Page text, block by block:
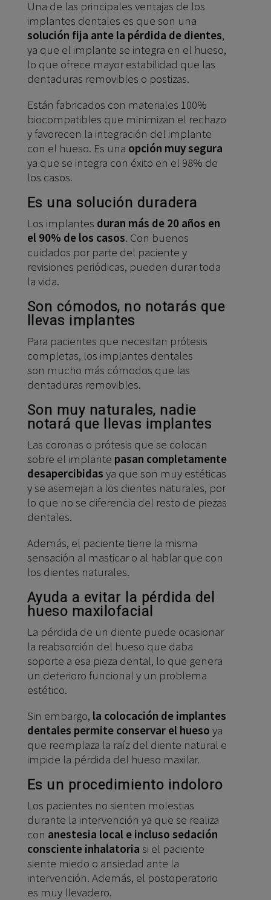
Una de las principales ventajas de los
implantes dentales es que son una
solución fija ante la pérdida de dientes,
ya que el implante se integra en el hueso,
lo que ofrece mayor estabilidad que las
dentaduras removibles o postizas.
Están fabricados con materiales 100%
biocompatibles que minimizan el rechazo
y favorecen la integración del implante
con el hueso. Es una opción muy segura
ya que se integra con éxito en el 98% de
los casos.
Es una solución duradera
Los implantes duran más de 20 años en
el 90% de los casos. Con buenos
cuidados por parte del paciente y
revisiones periódicas, pueden durar toda
la vida.
Son cómodos, no notarás que
llevas implantes
Para pacientes que necesitan prótesis
completas, los implantes dentales
son mucho más cómodos que las
dentaduras removibles.
Son muy naturales, nadie
notará que llevas implantes
Las coronas o prótesis que se colocan
sobre el implante pasan completamente
desapercibidas ya que son muy estéticas
y se asemejan a los dientes naturales, por
lo que no se diferencia del resto de piezas
dentales.
Además, el paciente tiene la misma
sensación al masticar o al hablar que con
los dientes naturales.
Ayuda a evitar la pérdida del
hueso maxilofacial
La pérdida de un diente puede ocasionar
la reabsorción del hueso que daba
soporte a esa pieza dental, lo que genera
un deterioro funcional y un problema
estético.
Sin embargo, la colocación de implantes
dentales permite conservar el hueso ya
que reemplaza la raíz del diente natural e
impide la pérdida del hueso maxilar.
Es un procedimiento indoloro
Los pacientes no sienten molestias
durante la intervención ya que se realiza
con anestesia local e incluso sedación
consciente inhalatoria si el paciente
siente miedo o ansiedad ante la
intervención. Además, el postoperatorio
es muy llevadero.